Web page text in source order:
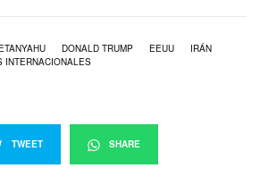
DONALD TRUMP EEUU
IRÁN
INTERNACIONALES
TWEET SHARE